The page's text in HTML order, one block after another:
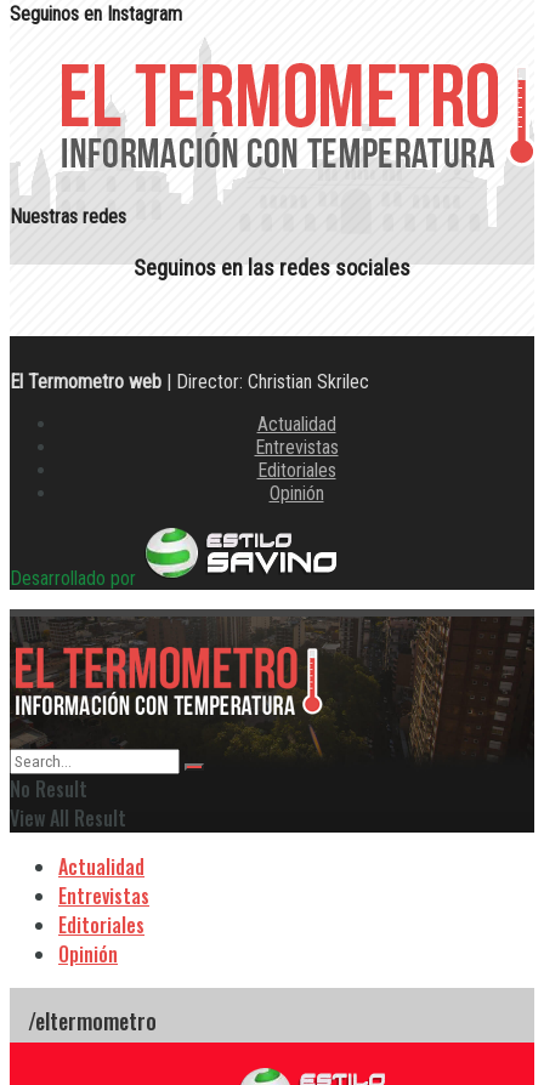
Seguinos en Instagram
Nuestras redes
Seguinos en las redes sociales
El Termometro web | Director: Christian Skrilec
Actualidad
Entrevistas
Editoriales
Opinión
Desarrollado por
No Result
View All Result
Actualidad
Entrevistas
Editoriales
Opinión